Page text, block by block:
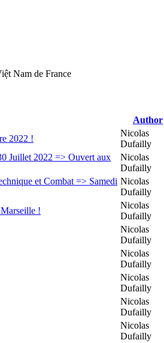
Author
2022 !
Nicolas
Dufailly
Juillet 2022 => Ouvert aux
Nicolas
Dufailly
et Combat => Samedi Nicolas
Dufailly
!
Nicolas
Dufailly
Nicolas
Dufailly
Nicolas
Dufailly
Nicolas
Dufailly
Nicolas
Dufailly
Nicolas
Dufailly